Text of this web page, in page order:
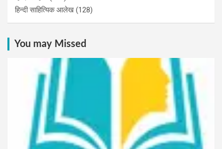
हिन्दी साहित्यिक आलेख (128)
You may Missed